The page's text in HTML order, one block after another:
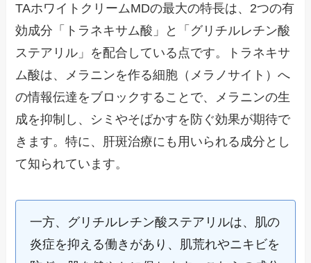
TAホワイトクリームMDの最大の特長は、2つの有
効成分「トラネキサム酸」と「グリチルレチン酸
ステアリル」を配合している点です。トラネキサ
ム酸は、メラニンを作る細胞（メラノサイト）へ
の情報伝達をブロックすることで、メラニンの生
成を抑制し、シミやそばかすを防ぐ効果が期待で
きます。特に、肝斑治療にも用いられる成分とし
て知られています。
一方、グリチルレチン酸ステアリルは、肌の
炎症を抑える働きがあり、肌荒れやニキビを